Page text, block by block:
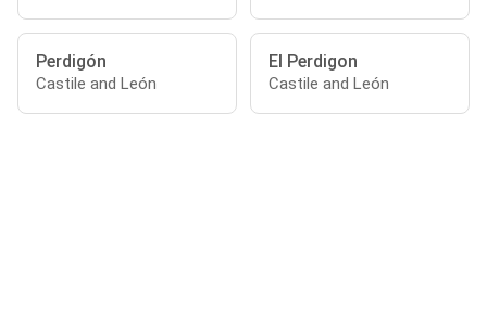
Perdigón
Castile and León
El Perdigon
Castile and León